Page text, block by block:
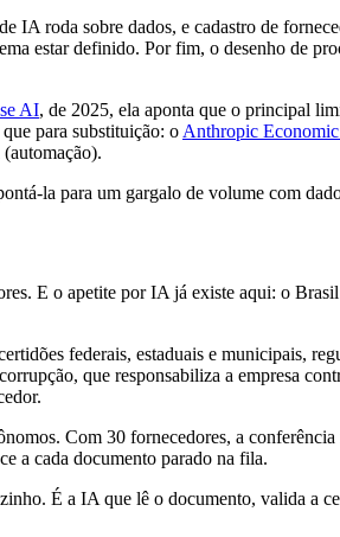
IA roda sobre dados, e cadastro de
estar definido. Por fim, o desenho de
AI, de 2025, ela aponta que o principal
para substituição: o Anthropic
la para um gargalo de volume com
E o apetite por IA já existe aqui: o
federais, estaduais e municipais,
que responsabiliza a empresa
Com 30 fornecedores, a
a cada documento parado na fila.
É a IA que lê o documento, valida a